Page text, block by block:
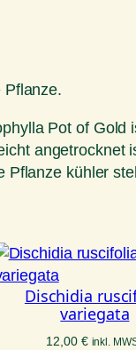
Pflanze.
Pot of
Pflanze kühler
Dischidia
variegata
12,00 € inkl.